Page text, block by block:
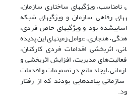
ویژگی­های ساختاری سازمان،
رفاهی سازمان و ویژگی­های شبکه
بود و ویژگی­های خاص فردی،
– هنجاری، عوامل زمینه­ای این پدیده
اثربخشی اقدامات فردی کارکنان،
مدیریت، افزایش اثربخشی و
ایجاد مانع در تصمیمات و اقدمات
پیامدهایی بودند که از رفتار